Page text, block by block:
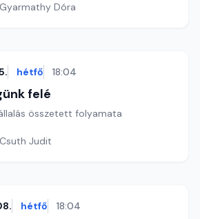
Dóra
hétfő 18:04
felé
összetett folyamata
Judit
hétfő 18:04